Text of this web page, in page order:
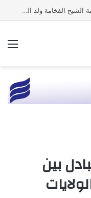
نواكشوط: استقبال جماهيري حاشد للعلامة الشيخ الفخامة ولد الشيخ سيديا
بين